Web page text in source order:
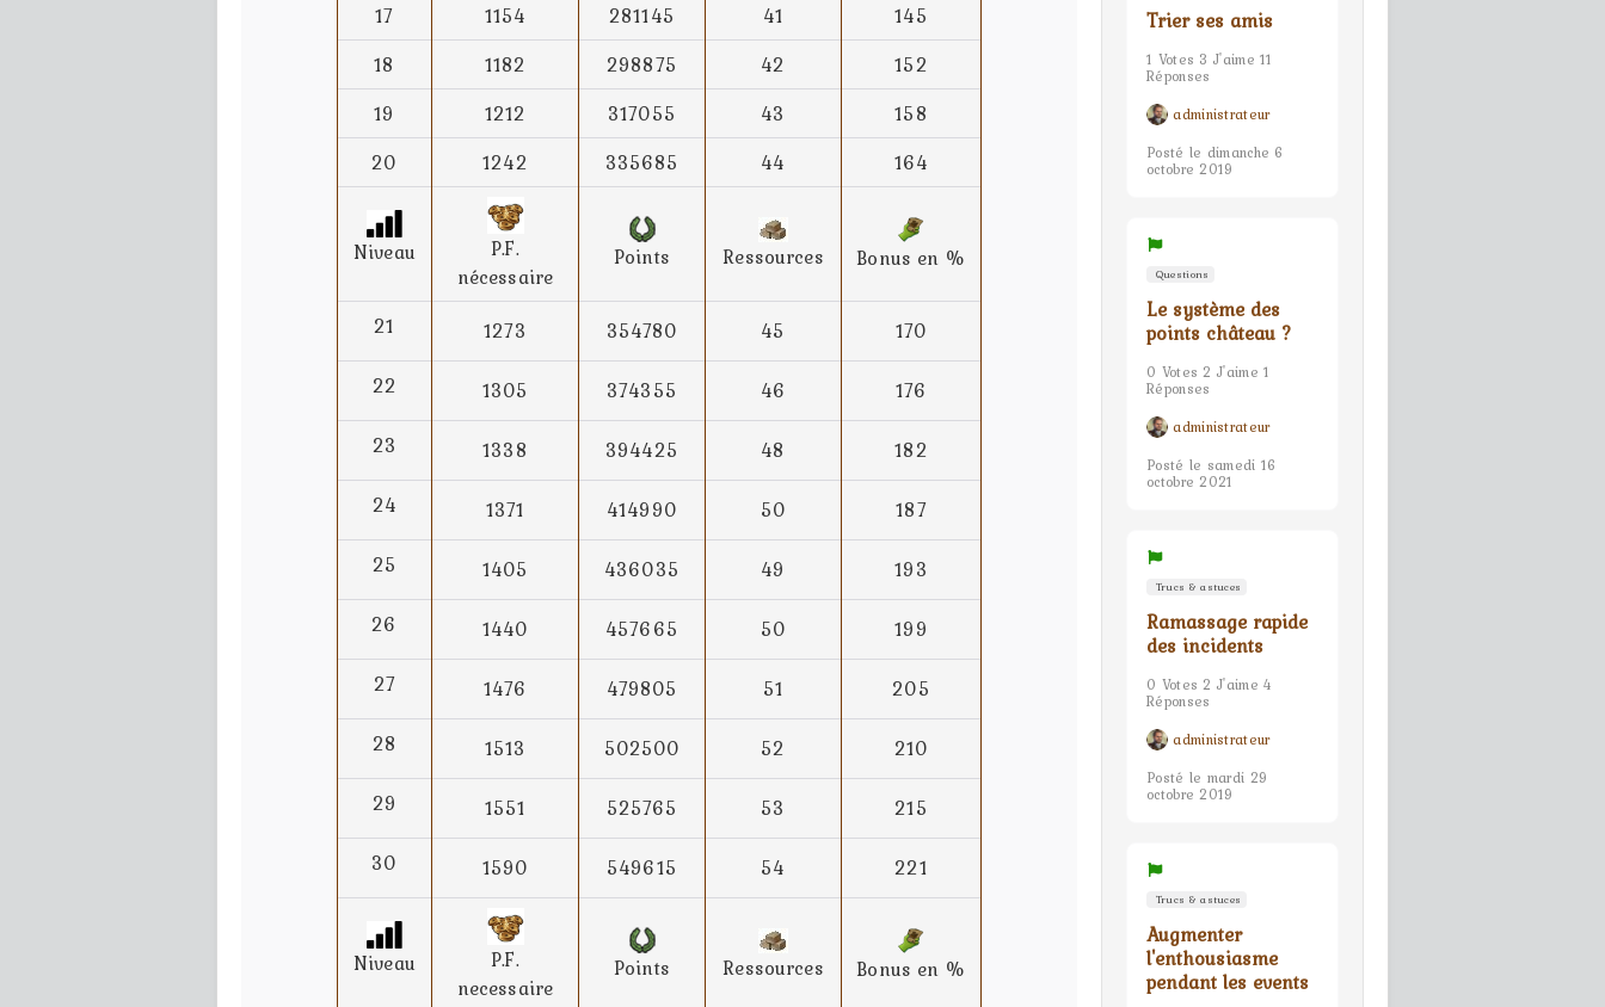
17
1154 281145 41
145
18
1182 298875 42
152
19
1212 317055 43
158
20
1242 335685 44 164
Niveau
P.F.
nécessaire
Points Ressources Bonus en %
21 1273 354780 45
170
22
1305 374355 46
176
23
1338 394425 48
182
24
1371 414990 50
187
25
1405 436035 49
193
26
1440 457665 50
199
27
1476 479805 51
205
28
1513 502500 52
210
29
1551 525765 53
215
30
1590 549615 54 221
Niveau
P.F.
necessaire
Points Ressources Bonus en %
Trier ses amis
1 Votes 3 J'aime 11
Réponses
administrateur
Posté le dimanche 6
octobre 2019
Questions
Le système des
points château ?
0 Votes 2 J'aime 1
Réponses
administrateur
Posté le samedi 16
octobre 2021
Trucs & astuces
Ramassage rapide
des incidents
0 Votes 2 J'aime 4
Réponses
administrateur
Posté le mardi 29
octobre 2019
Trucs & astuces
Augmenter
l'enthousiasme
pendant les events